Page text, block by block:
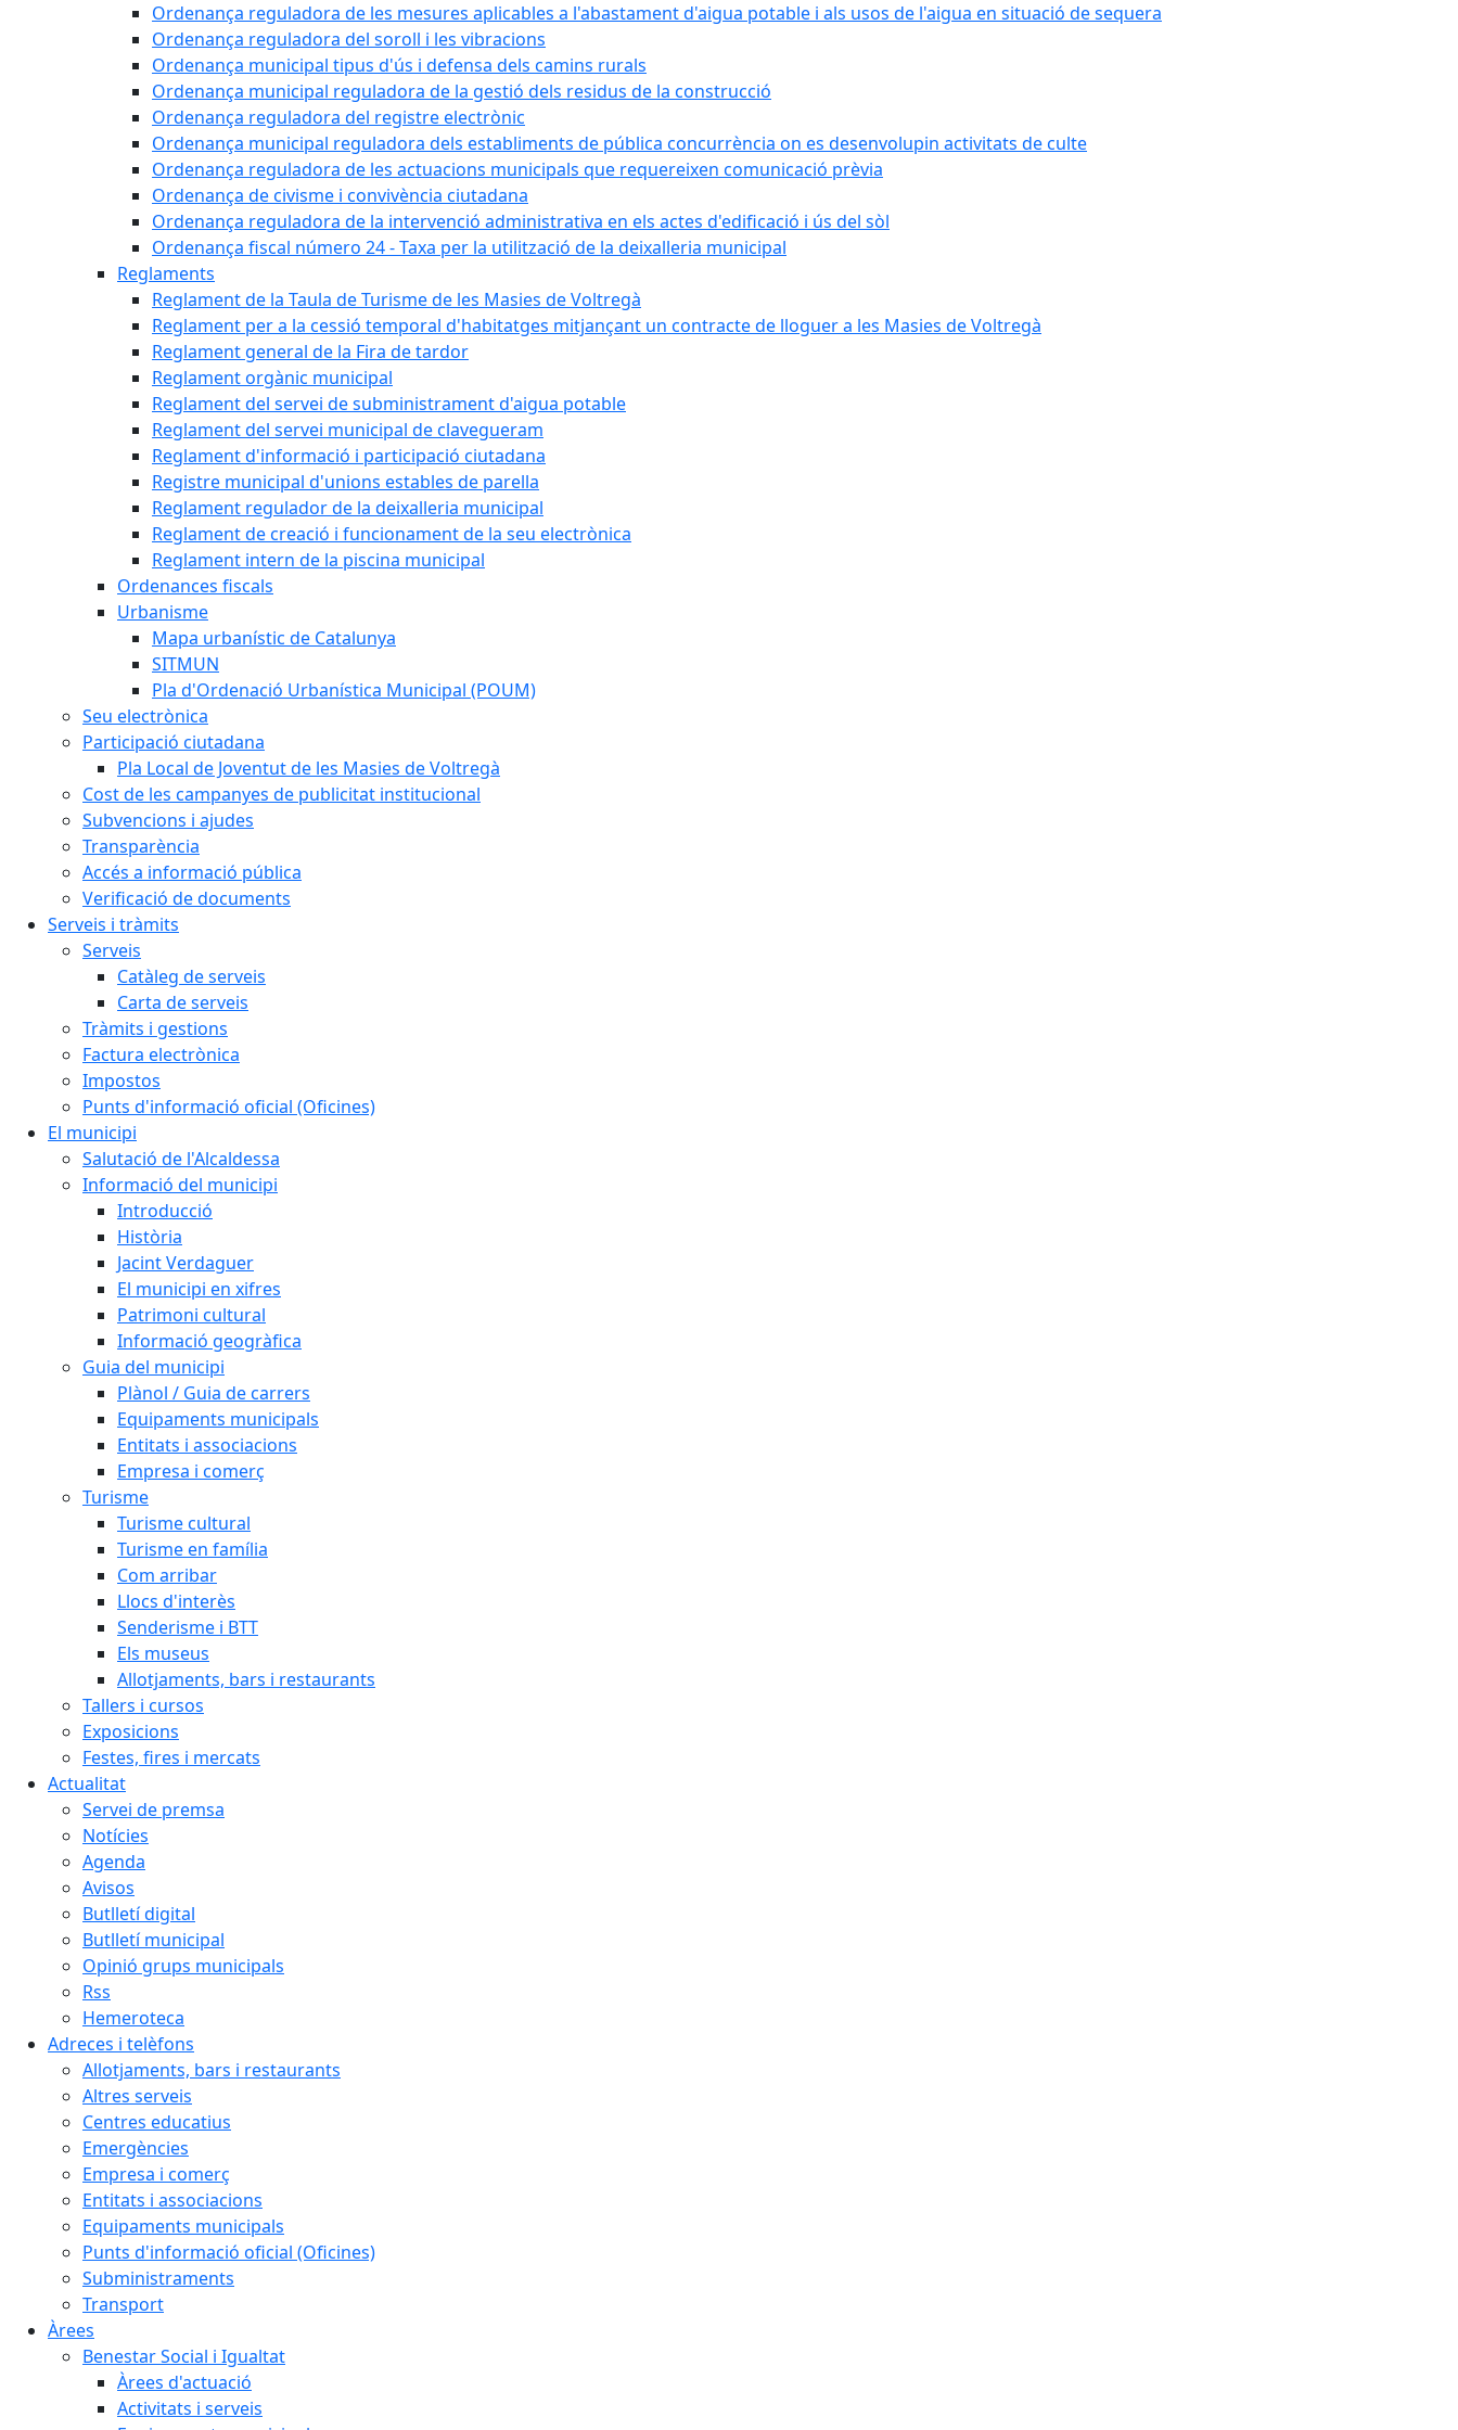
Ordenança reguladora de les mesures aplicables a l'abastament d'aigua potable i als usos de l'aigua en situació de sequera
Ordenança reguladora del soroll i les vibracions
Ordenança municipal tipus d'ús i defensa dels camins rurals
Ordenança municipal reguladora de la gestió dels residus de la construcció
Ordenança reguladora del registre electrònic
Ordenança municipal reguladora dels establiments de pública concurrència on es desenvolupin activitats de culte
Ordenança reguladora de les actuacions municipals que requereixen comunicació prèvia
Ordenança de civisme i convivència ciutadana
Ordenança reguladora de la intervenció administrativa en els actes d'edificació i ús del sòl
Ordenança fiscal número 24 - Taxa per la utilització de la deixalleria municipal
Reglaments
Reglament de la Taula de Turisme de les Masies de Voltregà
Reglament per a la cessió temporal d'habitatges mitjançant un contracte de lloguer a les Masies de Voltregà
Reglament general de la Fira de tardor
Reglament orgànic municipal
Reglament del servei de subministrament d'aigua potable
Reglament del servei municipal de clavegueram
Reglament d'informació i participació ciutadana
Registre municipal d'unions estables de parella
Reglament regulador de la deixalleria municipal
Reglament de creació i funcionament de la seu electrònica
Reglament intern de la piscina municipal
Ordenances fiscals
Urbanisme
Mapa urbanístic de Catalunya
SITMUN
Pla d'Ordenació Urbanística Municipal (POUM)
Seu electrònica
Participació ciutadana
Pla Local de Joventut de les Masies de Voltregà
Cost de les campanyes de publicitat institucional
Subvencions i ajudes
Transparència
Accés a informació pública
Verificació de documents
Serveis i tràmits
Serveis
Catàleg de serveis
Carta de serveis
Tràmits i gestions
Factura electrònica
Impostos
Punts d'informació oficial (Oficines)
El municipi
Salutació de l'Alcaldessa
Informació del municipi
Introducció
Història
Jacint Verdaguer
El municipi en xifres
Patrimoni cultural
Informació geogràfica
Guia del municipi
Plànol / Guia de carrers
Equipaments municipals
Entitats i associacions
Empresa i comerç
Turisme
Turisme cultural
Turisme en família
Com arribar
Llocs d'interès
Senderisme i BTT
Els museus
Allotjaments, bars i restaurants
Tallers i cursos
Exposicions
Festes, fires i mercats
Actualitat
Servei de premsa
Notícies
Agenda
Avisos
Butlletí digital
Butlletí municipal
Opinió grups municipals
Rss
Hemeroteca
Adreces i telèfons
Allotjaments, bars i restaurants
Altres serveis
Centres educatius
Emergències
Empresa i comerç
Entitats i associacions
Equipaments municipals
Punts d'informació oficial (Oficines)
Subministraments
Transport
Àrees
Benestar Social i Igualtat
Àrees d'actuació
Activitats i serveis